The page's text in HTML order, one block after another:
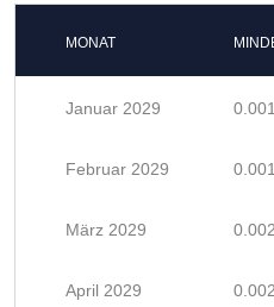
MONAT
Januar 2029
Februar 2029
März 2029
April 2029